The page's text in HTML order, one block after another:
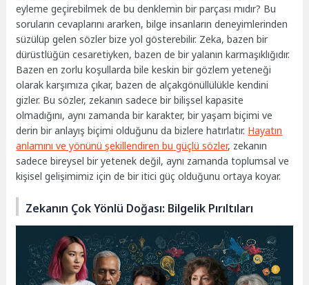
eyleme geçirebilmek de bu denklemin bir parçası mıdır? Bu
soruların cevaplarını ararken, bilge insanların deneyimlerinden
süzülüp gelen sözler bize yol gösterebilir. Zeka, bazen bir
dürüstlüğün cesaretiyken, bazen de bir yalanın karmaşıklığıdır.
Bazen en zorlu koşullarda bile keskin bir gözlem yeteneği
olarak karşımıza çıkar, bazen de alçakgönüllülükle kendini
gizler. Bu sözler, zekanın sadece bir bilişsel kapasite
olmadığını, aynı zamanda bir karakter, bir yaşam biçimi ve
derin bir anlayış biçimi olduğunu da bizlere hatırlatır. Hayatın
anlamını ve yönünü şekillendiren bu güçlü sözler, zekanın
sadece bireysel bir yetenek değil, aynı zamanda toplumsal ve
kişisel gelişimimiz için de bir itici güç olduğunu ortaya koyar.
Zekanın Çok Yönlü Doğası: Bilgelik Pırıltıları